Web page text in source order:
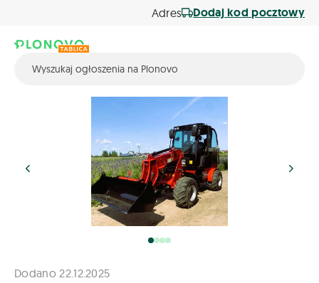
Adres Dodaj kod pocztowy
Dodano 22.12.2025